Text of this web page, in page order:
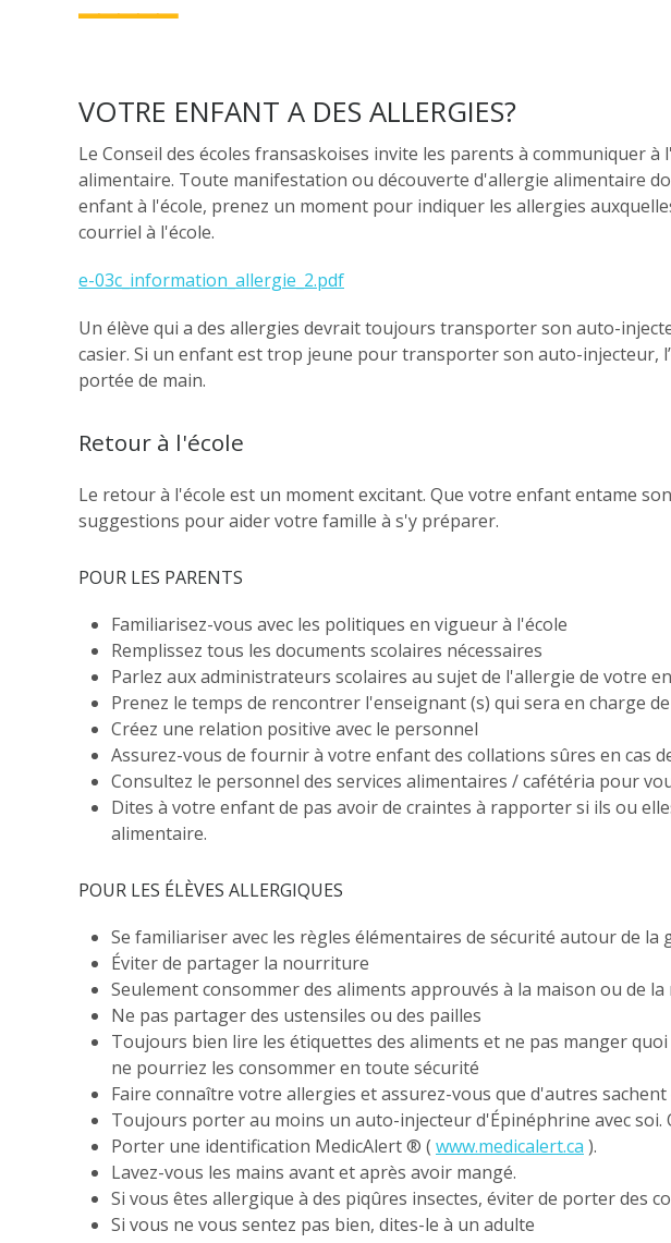
VOTRE ENFANT A DES ALLERGIES?
Le Conseil des écoles fransaskoises invite les parents à communiquer
alimentaire. Toute manifestation ou découverte d'allergie alimentaire
enfant à l'école, prenez un moment pour indiquer les allergies
courriel à l'école.
e-03c_information_allergie_2.pdf
Un élève qui a des allergies devrait toujours transporter son auto-
casier. Si un enfant est trop jeune pour transporter son auto-injecteur,
portée de main.
Retour à l'école
Le retour à l'école est un moment excitant. Que votre enfant entame
suggestions pour aider votre famille à s'y préparer.
POUR LES PARENTS
Familiarisez-vous avec les politiques en vigueur à l'école
Remplissez tous les documents scolaires nécessaires
Parlez aux administrateurs scolaires au sujet de l'allergie de votre
Prenez le temps de rencontrer l'enseignant (s) qui sera en charge
Créez une relation positive avec le personnel
Assurez-vous de fournir à votre enfant des collations sûres en cas
Consultez le personnel des services alimentaires / cafétéria pour
Dites à votre enfant de pas avoir de craintes à rapporter si ils ou
alimentaire.
POUR LES ÉLÈVES ALLERGIQUES
Se familiariser avec les règles élémentaires de sécurité autour de la
Éviter de partager la nourriture
Seulement consommer des aliments approuvés à la maison ou de
Ne pas partager des ustensiles ou des pailles
Toujours bien lire les étiquettes des aliments et ne pas manger
ne pourriez les consommer en toute sécurité
Faire connaître votre allergies et assurez-vous que d'autres
Toujours porter au moins un auto-injecteur d'Épinéphrine avec
Porter une identification MedicAlert ® ( www.medicalert.ca ).
Lavez-vous les mains avant et après avoir mangé.
Si vous êtes allergique à des piqûres insectes, éviter de porter des
Si vous ne vous sentez pas bien, dites-le à un adulte